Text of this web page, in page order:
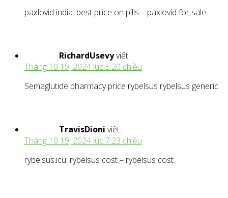
paxlovid india: best price on pills – paxlovid for sale
RichardUsevyviết:
Tháng 10 19, 2024 lúc 5:20 chiều
Semaglutide pharmacy price rybelsus rybelsus generic
TravisDioni viết:
Tháng 10 19, 2024 lúc 7:23 chiều
rybelsus.icu: rybelsus cost – rybelsus cost